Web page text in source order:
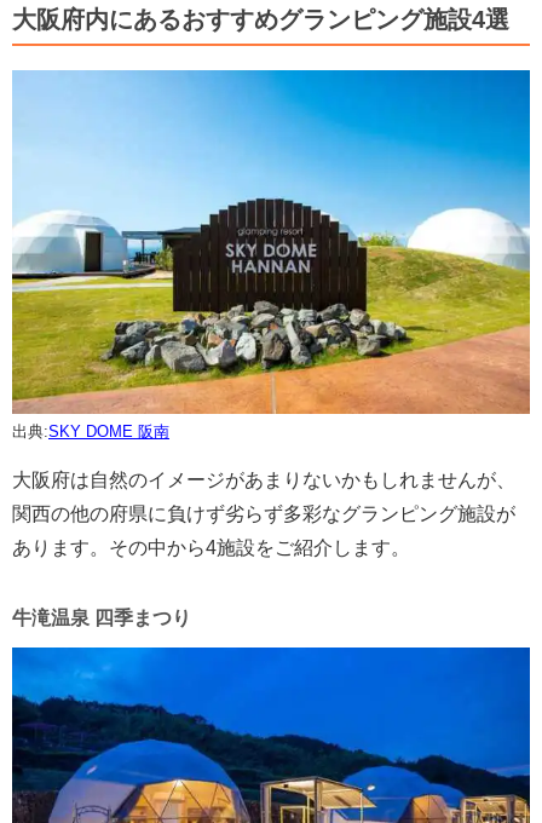
大阪府内にあるおすすめグランピング施設4選
出典:SKY DOME 阪南
大阪府は自然のイメージがあまりないかもしれませんが、
関西の他の府県に負けず劣らず多彩なグランピング施設が
あります。その中から4施設をご紹介します。
牛滝温泉 四季まつり